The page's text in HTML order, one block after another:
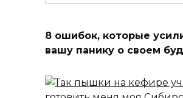
8 ошибок, которые
вашу панику о своем